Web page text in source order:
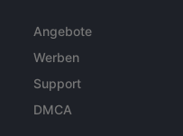
Angebote
Werben
Support
DMCA